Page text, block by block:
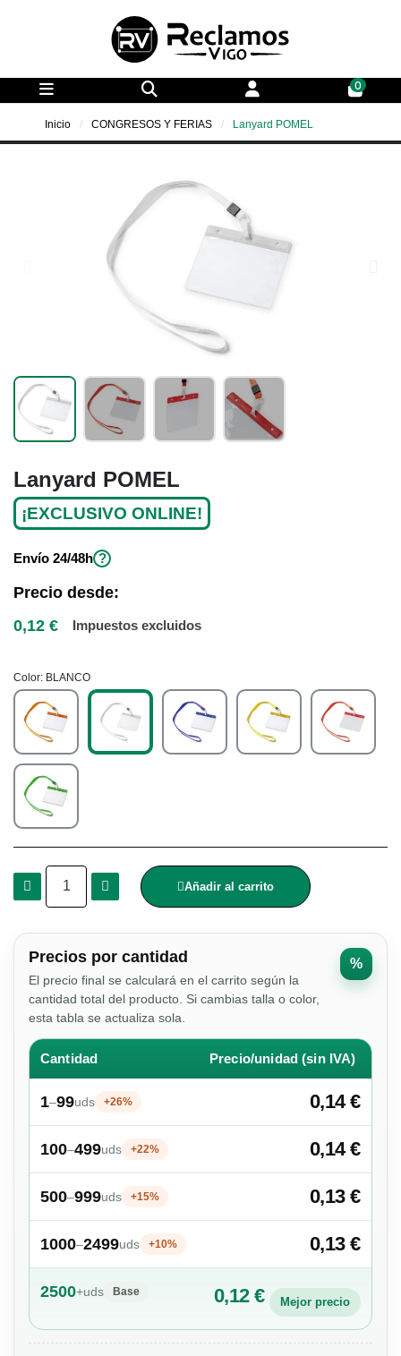
0
Inicio CONGRESOS Y FERIAS Lanyard POMEL
Lanyard POMEL
¡EXCLUSIVO ONLINE!
Envío 24/48h ?
Precio desde:
0,12 €
Impuestos excluidos
Color BLANCO
Añadir al carrito
Precios por cantidad
El precio final se calculará en el carrito según la
cantidad total del producto. Si cambias talla o color,
esta tabla se actualiza sola.
%
Cantidad Precio/unidad (sin IVA)
1–99uds +26% 0,14 €
100–499uds +22% 0,14 €
500–999uds +15% 0,13 €
1000–2499uds +10% 0,13 €
2500+uds Base 0,12 € Mejor precio